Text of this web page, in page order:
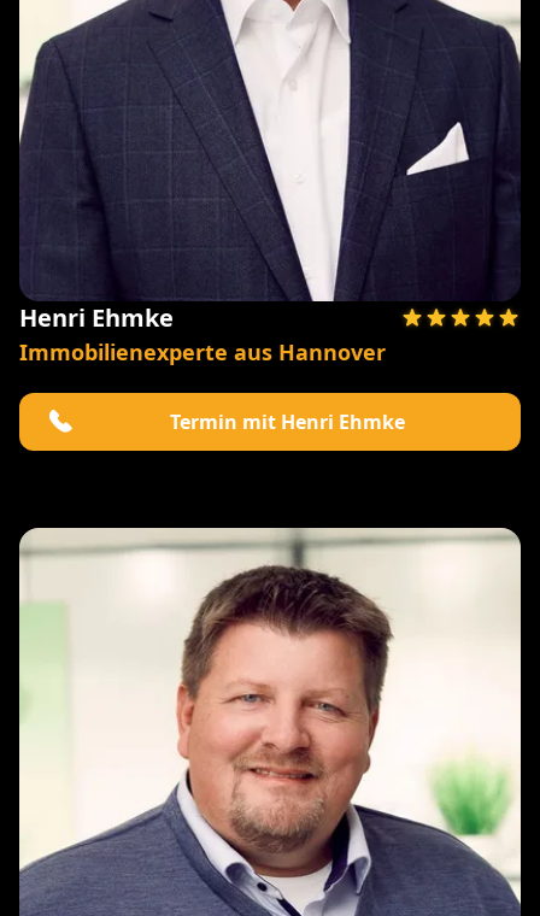
Henri Ehmke
Immobilienexperte aus Hannover
Termin mit Henri Ehmke